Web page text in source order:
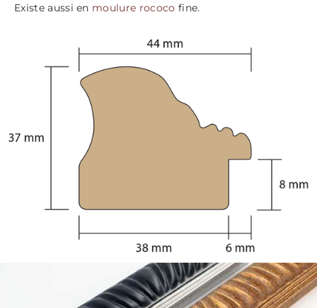
Existe aussi en moulure rococo fine.